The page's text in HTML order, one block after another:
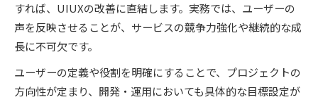
すれば、UIUXの改善に直結します。実務では、ユーザーの
声を反映させることが、サービスの競争力強化や継続的な成
長に不可欠です。
ユーザーの定義や役割を明確にすることで、プロジェクトの
方向性が定まり、開発・運用においても具体的な目標設定が